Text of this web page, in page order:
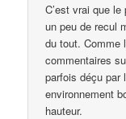
C’est vrai que
un peu de recul
du tout. Comme
commentaires
parfois déçu par
environnement
hauteur.